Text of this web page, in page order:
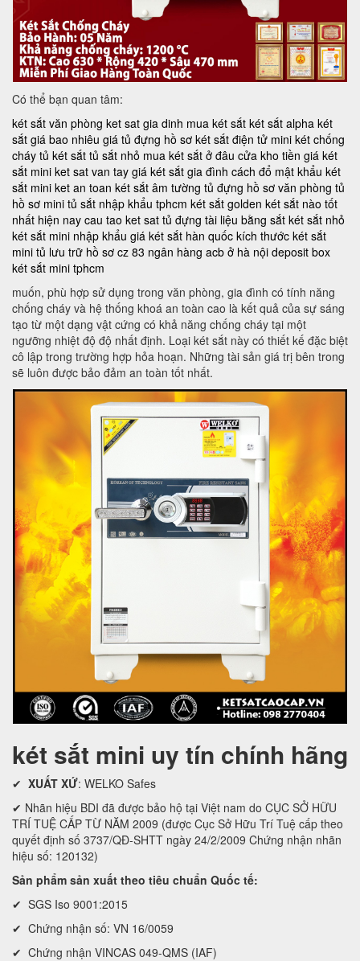
Có thể bạn quan tâm:
két sắt văn phòng ket sat gia dinh mua két sắt két sắt alpha két
sắt giá bao nhiêu giá tủ đựng hồ sơ két sắt điện tử mini két chống
cháy tủ két sắt tủ sắt nhỏ mua két sắt ở đâu cửa kho tiền giá két
sắt mini ket sat van tay giá két sắt gia đình cách đổ mật khẩu két
sắt mini ket an toan két sắt âm tường tủ đựng hồ sơ văn phòng tủ
hồ sơ mini tủ sắt nhập khẩu tphcm két sắt golden két sắt nào tốt
nhất hiện nay cau tao ket sat tủ đựng tài liệu bằng sắt két sắt nhỏ
két sắt mini nhập khẩu giá két sắt hàn quốc kích thước két sắt
mini tủ lưu trữ hồ sơ cz 83 ngân hàng acb ở hà nội deposit box
két sắt mini tphcm
muốn, phù hợp sử dụng trong văn phòng, gia đình có tính năng
chống cháy và hệ thống khoá an toàn cao là kết quả của sự sáng
tạo từ một dạng vật cứng có khả năng chống cháy tại một
ngưỡng nhiệt độ độ nhất định. Loại két sắt này có thiết kế đặc biệt
cô lập trong trường hợp hỏa hoạn. Những tài sản giá trị bên trong
sẽ luôn được bảo đảm an toàn tốt nhất.
két sắt mini uy tín chính hãng
✔ XUẤT XỨ: WELKO Safes
✔ Nhãn hiệu BDI đã được bảo hộ tại Việt nam do CỤC SỞ HỮU
TRÍ TUỆ CẤP TỪ NĂM 2009 (được Cục Sở Hữu Trí Tuệ cấp theo
quyết định số 3737/QĐ-SHTT ngày 24/2/2009 Chứng nhận nhãn
hiệu số: 120132)
Sản phẩm sản xuất theo tiêu chuẩn Quốc tế:
✔ SGS Iso 9001:2015
✔ Chứng nhận số: VN 16/0059
✔ Chứng nhận VINCAS 049-QMS (IAF)